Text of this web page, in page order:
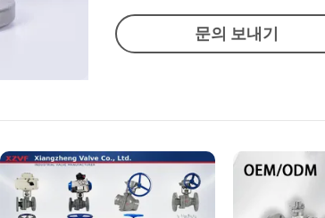
문의 보내기